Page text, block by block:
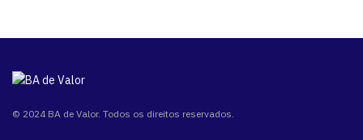
© 2024 BA de Valor. Todos os direitos reservados.